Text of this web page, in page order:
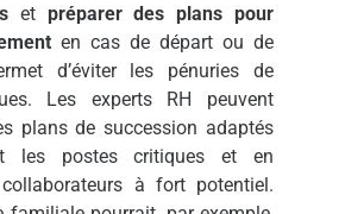
et préparer des plans pour
en cas de départ ou de
d’éviter les pénuries de
Les experts RH peuvent
plans de succession adaptés
les postes critiques et en
à fort potentiel.